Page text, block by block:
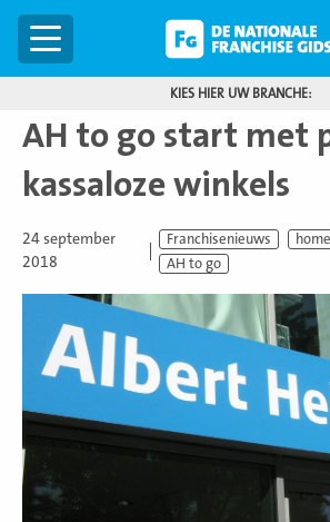
Menu
KIES HIER UW BRANCHE:
AH to go start met
kassaloze winkels
24 september
2018
Franchisenieuws home
AH to go